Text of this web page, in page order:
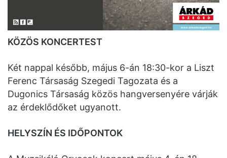
KÖZÖS KONCERTEST
Két nappal később, május 6-án 18:30-kor a Liszt
Ferenc Társaság Szegedi Tagozata és a
Dugonics Társaság közös hangversenyére várják
az érdeklődőket ugyanott.
HELYSZÍN ÉS IDŐPONTOK